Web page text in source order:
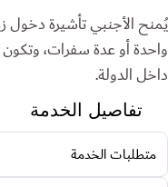
يُمنح الأجنبي تأشيرة
واحدة أو عدة سفرات،
داخل الدولة.
تفاصيل الخدمة
متطلبات الخدمة